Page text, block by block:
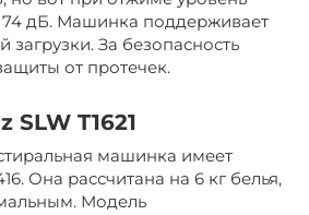
дБ. Машинка поддерживает
За безопасность
от протечек.
SLW T1621
машинка имеет
Она рассчитана на 6 кг белья,
Модель